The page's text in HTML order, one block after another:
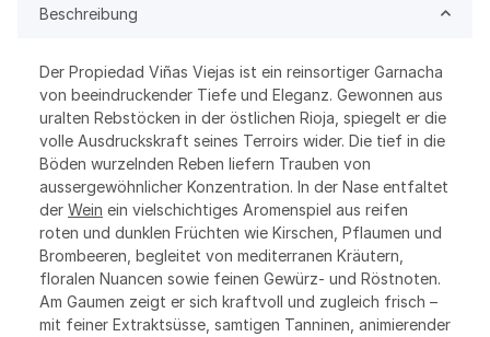
Beschreibung
Der Propiedad Viñas Viejas ist ein reinsortiger Garnacha
von beeindruckender Tiefe und Eleganz. Gewonnen aus
uralten Rebstöcken in der östlichen Rioja, spiegelt er die
volle Ausdruckskraft seines Terroirs wider. Die tief in die
Böden wurzelnden Reben liefern Trauben von
aussergewöhnlicher Konzentration. In der Nase entfaltet
der Wein ein vielschichtiges Aromenspiel aus reifen
roten und dunklen Früchten wie Kirschen, Pflaumen und
Brombeeren, begleitet von mediterranen Kräutern,
floralen Nuancen sowie feinen Gewürz- und Röstnoten.
Am Gaumen zeigt er sich kraftvoll und zugleich frisch –
mit feiner Extraktsüsse, samtigen Tanninen, animierender